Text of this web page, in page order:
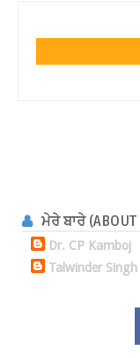
ਮੇਰੇ ਬਾਰੇ (ABOUT
Dr. CP Kamboj
Talwinder Singh